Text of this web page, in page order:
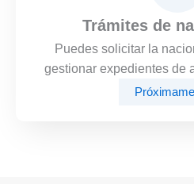
Trámites de
Puedes solicitar la
gestionar expedientes de